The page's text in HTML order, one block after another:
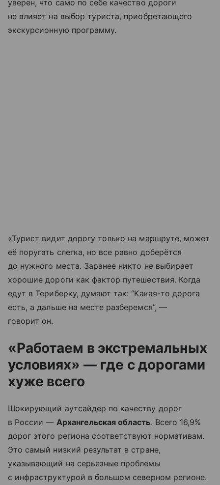
уверен, что само по себе качество дороги
не влияет на выбор туриста, приобретающего
экскурсионную программу.
«Турист видит дорогу только на маршруте, может
её поругать слегка, но все равно доберётся
до нужного места. Заранее никто не выбирает
хорошие дороги как фактор путешествия. Когда
едут в Териберку, думают так: “Какая-то дорога
есть, а дальше на месте разберемся”, —
говорит он.
«Работаем в экстремальных
условиях» — где с дорогами
хуже всего
Шокирующий аутсайдер по качеству дорог
в России — Архангельская область. Всего 16,9%
дорог этого региона соответствуют нормативам.
Это самый низкий результат в стране,
указывающий на серьезные проблемы
с инфраструктурой в большом северном регионе.